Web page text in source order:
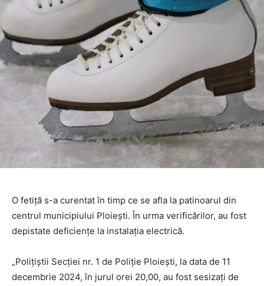
O fetiţă s-a curentat în timp ce se afla la patinoarul din
centrul municipiului Ploieşti. În urma verificărilor, au fost
depistate deficienţe la instalaţia electrică.
„Poliţiştii Secţiei nr. 1 de Poliţie Ploieşti, la data de 11
decembrie 2024, în jurul orei 20,00, au fost sesizaţi de